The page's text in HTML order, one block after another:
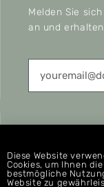
Melden Sie
an und
Diese Website
Cookies, um Ihnen die
bestmögliche
Website zu